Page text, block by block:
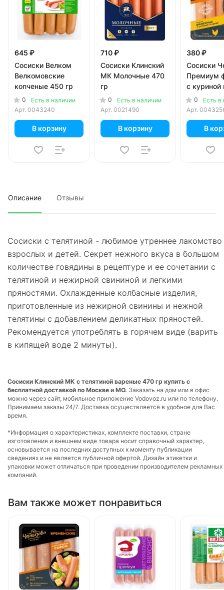
645 ₽
Сосиски Велком
Велкомовские
копченые 450 гр
0
Есть в наличии
Арт. 0043240
В корзину
710 ₽
Сосиски Клинский
МК Молочные 470
гр
0
Есть в наличии
Арт. 0021490
В корзину
380 ₽
Сосиски
Премиум
с куриной
270 гр
0
Есть в
Арт.
В
Описание Отзывы
Сосиски с телятиной - любимое утреннее лакомство
взрослых и детей. Секрет нежного вкуса в большом
количестве говядины в рецептуре и ее сочетании с
телятиной и нежирной свининой и легкими
пряностями. Охлажденные колбасные изделия,
приготовленные из нежирной свинины и нежной
телятины с добавлением деликатных пряностей.
Рекомендуется употреблять в горячем виде (варить
в кипящей воде 2 минуты).
Сосиски Клинский МК с телятиной вареные 470 гр купить с
бесплатной доставкой по Москве и МО. Заказать на дом или в офис
можно через сайт, мобильное приложение Vodovoz.ru или по телефону.
Принимаем заказы 24/7. Доставка осуществляется в удобное для Вас
время.
*Информация о характеристиках, комплекте поставки, стране
изготовления и внешнем виде товара носит справочный характер,
основывается на последних доступных к моменту публикации
сведениях и не является публичной офертой. Дизайн этикетки и
упаковки может отличаться при проведении производителем рекламных
компаний.
Вам также может понравиться